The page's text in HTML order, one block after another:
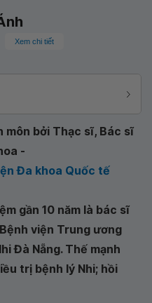
Xem chi tiết
bởi Thạc sĩ, Bác sĩ
-
Đa khoa Quốc tế
gần 10 năm là bác sĩ
viện Trung ương
Đà Nẵng. Thế mạnh
trị bệnh lý Nhi; hồi